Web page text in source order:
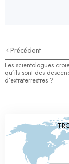
Précédent
Les scientologues
qu’ils sont des
d’extraterrestres ?